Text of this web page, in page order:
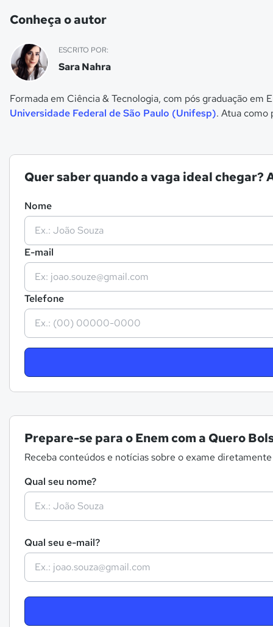
Conheça o autor
ESCRITO POR:
Sara Nahra
Formada em Ciência & Tecnologia, com pós graduação
Universidade Federal de São Paulo (Unifesp). Atua como
Quer saber quando a vaga ideal chegar?
Nome
E-mail
Telefone
Prepare-se para o Enem com a Quero
Receba conteúdos e notícias sobre o exame
Qual seu nome?
Qual seu e-mail?